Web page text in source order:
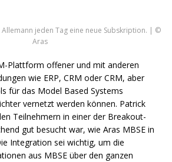
jeden Tag eine neue Subskription. | ©
Aras
-Plattform offener und mit anderen
wie ERP,CRM oderCRM, aber
für das Model Based Systems
vernetzt werden können. Patrick
Teilnehmern in einer der Breakout-
gut besucht war, wie Aras MBSE in
Integration sei wichtig, um die
aus MBSE über den ganzen